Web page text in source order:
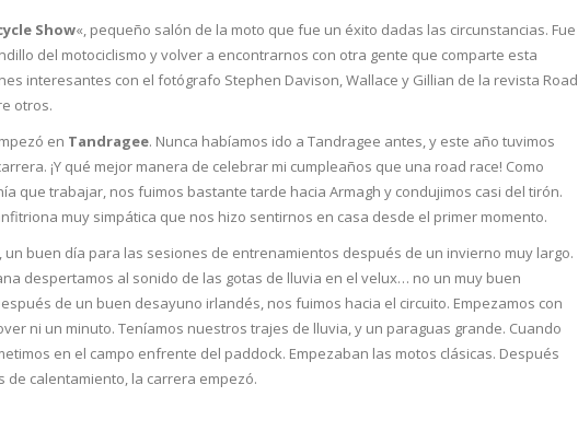
Show«, pequeño salón de la moto que fue un éxito dadas las circunstancias. Fue
del motociclismo y volver a encontrarnos con otra gente que comparte esta
interesantes con el fotógrafo Stephen Davison, Wallace y Gillian de la revista Road
otros.
en Tandragee. Nunca habíamos ido a Tandragee antes, y este año tuvimos
¡Y qué mejor manera de celebrar mi cumpleaños que una road race! Como
que trabajar, nos fuimos bastante tarde hacia Armagh y condujimos casi del tirón.
muy simpática que nos hizo sentirnos en casa desde el primer momento.
buen día para las sesiones de entrenamientos después de un invierno muy largo.
despertamos al sonido de las gotas de lluvia en el velux… no un muy buen
de un buen desayuno irlandés, nos fuimos hacia el circuito. Empezamos con
ni un minuto. Teníamos nuestros trajes de lluvia, y un paraguas grande. Cuando
en el campo enfrente del paddock. Empezaban las motos clásicas. Después
calentamiento, la carrera empezó.